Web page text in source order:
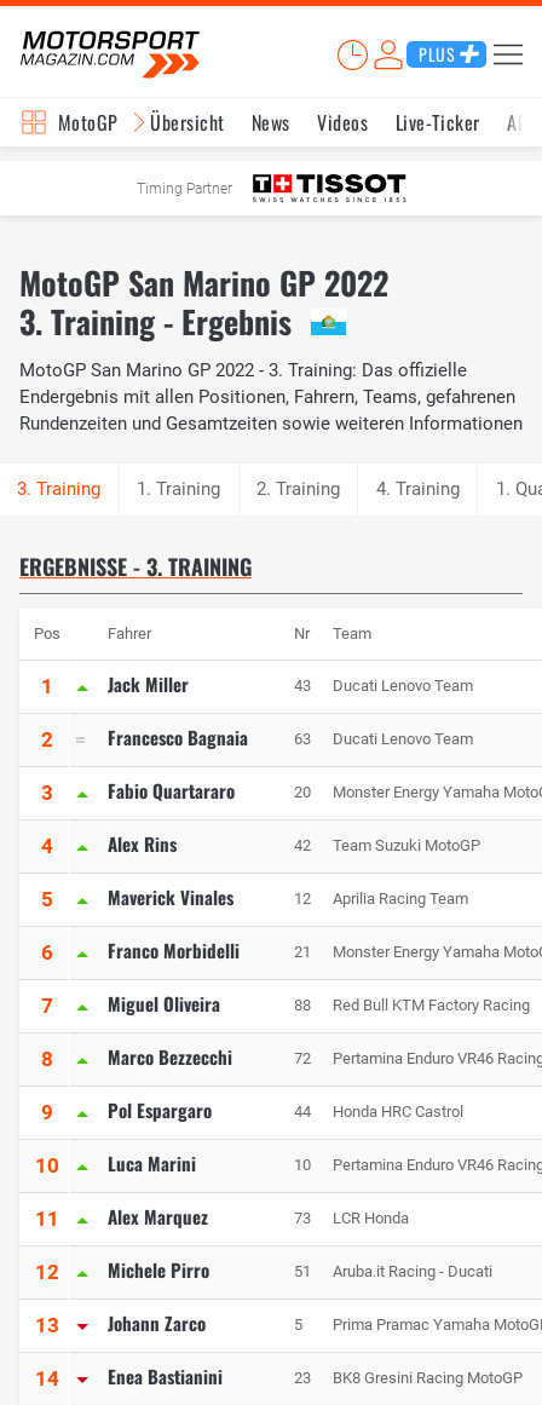
PLUS
MotoGP Übersicht News Videos Live-Ticker
Timing Partner
MotoGP San Marino GP 2022
3. Training - Ergebnis
MotoGP San Marino GP 2022 - 3. Training: Das offizielle
Endergebnis mit allen Positionen, Fahrern, Teams, gefahrenen
Rundenzeiten und Gesamtzeiten sowie weiteren Informationen
1. Training 2. Training 4. Training 1.
ERGEBNISSE - 3. TRAINING
Pos Fahrer Nr Team
1 Jack Miller 43 Ducati Lenovo Team
2 Francesco Bagnaia 63 Ducati Lenovo Team
3 Fabio Quartararo 20 Monster Energy Yamaha
4 Alex Rins 42 Team Suzuki MotoGP
5 Maverick Vinales 12 Aprilia Racing Team
6 Franco Morbidelli 21 Monster Energy Yamaha
7 Miguel Oliveira 88 Red Bull KTM Factory Racing
8 Marco Bezzecchi 72 Pertamina Enduro VR46
9 Pol Espargaro 44 Honda HRC Castrol
10 Luca Marini 10 Pertamina Enduro VR46
11 Alex Marquez 73 LCR Honda
12 Michele Pirro 51 Aruba.it Racing - Ducati
13 Johann Zarco 5 Prima Pramac Yamaha
14 Enea Bastianini 23 BK8 Gresini Racing MotoGP